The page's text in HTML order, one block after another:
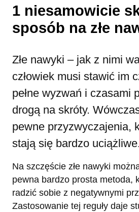
1 niesamowicie
sposób na złe
Złe nawyki – jak z nimi
człowiek musi stawić im
pełne wyzwań i czasami
drogą na skróty.
pewne przyzwyczajenia,
stają się bardzo
Na szczęście złe nawyki
pewna bardzo prosta metoda,
radzić sobie z negatywnymi
Zastosowanie tej reguły daje